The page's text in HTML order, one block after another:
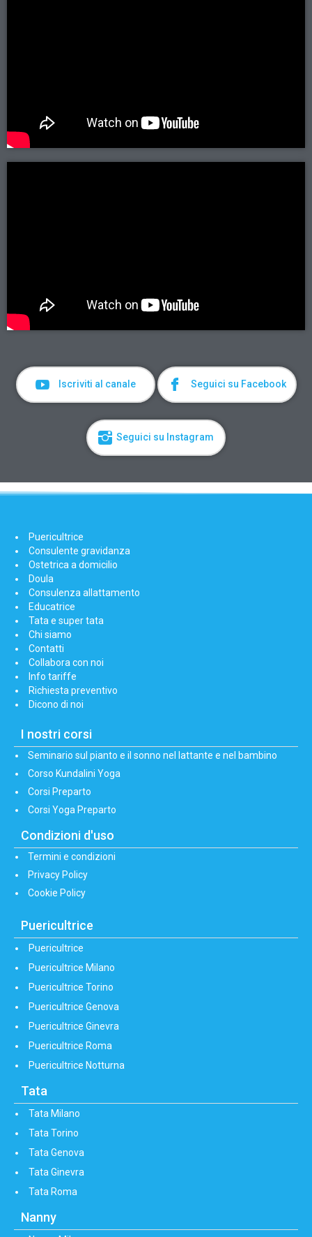
Iscriviti al canale Seguici su Facebook
Seguici su Instagram
Puericultrice
Consulente gravidanza
Ostetrica a domicilio
Doula
Consulenza allattamento
Educatrice
Tata e super tata
Chi siamo
Contatti
Collabora con noi
Info tariffe
Richiesta preventivo
Dicono di noi
I nostri corsi
Seminario sul pianto e il sonno nel lattante e nel bambino
Corso Kundalini Yoga
Corsi Preparto
Corsi Yoga Preparto
Condizioni d'uso
Termini e condizioni
Privacy Policy
Cookie Policy
Puericultrice
Puericultrice
Puericultrice Milano
Puericultrice Torino
Puericultrice Genova
Puericultrice Ginevra
Puericultrice Roma
Puericultrice Notturna
Tata
Tata Milano
Tata Torino
Tata Genova
Tata Ginevra
Tata Roma
Nanny